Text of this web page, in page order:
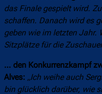
das Finale gespielt wird.
schaffen. Danach wird es
geben wie im letzten Jahr.
Sitzplätze für die
… den Konkurrenzkampf
Alves: „Ich weihe auch
bin glücklich darüber, wie